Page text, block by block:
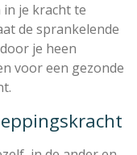
je kracht te
de sprankelende
je heen
voor een gezonde